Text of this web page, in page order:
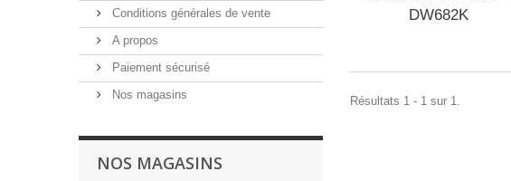
Conditions générales de vente
A propos
Paiement sécurisé
Nos magasins
NOS MAGASINS
DW682K
Résultats 1 - 1 sur 1.